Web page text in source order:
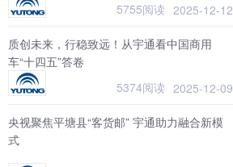
5755阅读 2025-12-12
质创未来，行稳致远！从宇通看中国商用
车“十四五”答卷
5374阅读 2025-12-09
央视聚焦平塘县“客货邮” 宇通助力融合新模
式